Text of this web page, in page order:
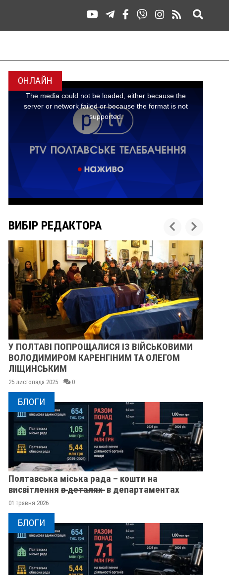
ОНЛАЙН
ВИБІР РЕДАКТОРА
ПІСЛЯ ДВОХ ШАХЕДІВ. ЯК ВІДНОВЛЮЄТЬСЯ
СУМСЬКЕ УЧИЛИЩЕ БУДІВНИЦТВА І
25 листопада 2025
БЛОГИ
Полтавська міська рада – кошти на
висвітлення в̶ ̶д̶е̶т̶а̶л̶я̶х̶ ̶ в департаментах
01 травня 2026
БЛОГИ